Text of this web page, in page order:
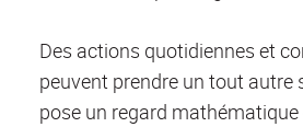
Des actions quotidiennes et
peuvent prendre un tout autre
pose un regard